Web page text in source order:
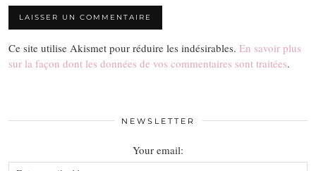
Ce site utilise Akismet pour réduire les indésirables. En savoir plus
sur la façon dont les données de vos commentaires sont traitées.
NEWSLETTER
Your email: